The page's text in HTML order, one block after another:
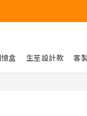
盒 生苼設計款 客